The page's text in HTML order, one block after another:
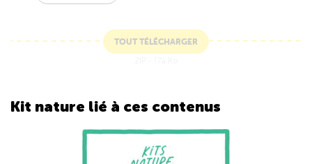
TOUT TÉLÉCHARGER
Kit nature lié à ces contenus